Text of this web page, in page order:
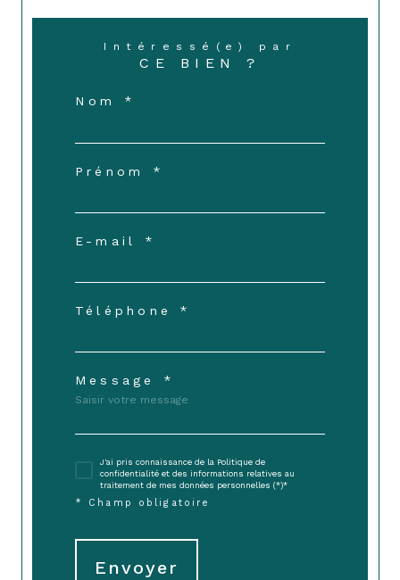
Intéressé(e) par
CE BIEN ?
Nom *
Prénom *
E-mail *
Téléphone *
Message *
J'ai pris connaissance de la Politique de
confidentialité et des informations relatives au
traitement de mes données personnelles (*)*
* Champ obligatoire
Envoyer